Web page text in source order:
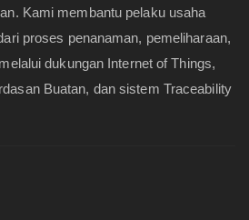
Kami membantu pelaku usaha
proses penanaman, pemeliharaan,
dukungan Internet of Things,
Buatan, dan sistem Traceability